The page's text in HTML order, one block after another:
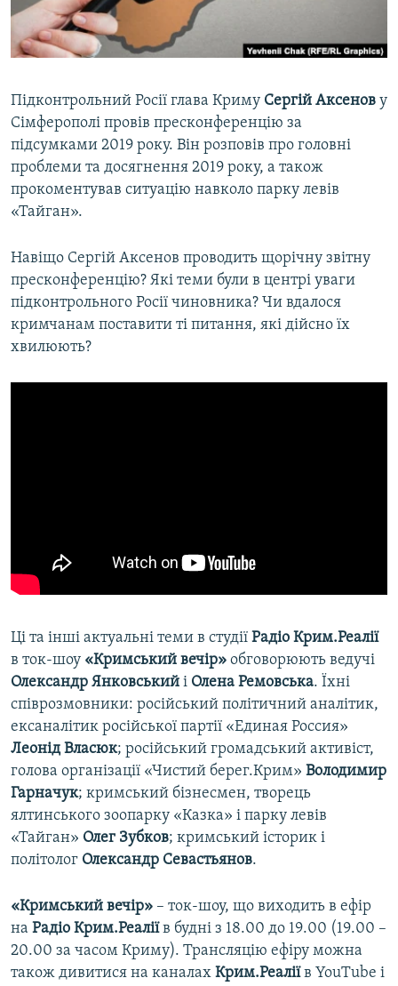
ВІДЕОУРОКИ «ELIFBE»
СВІДЧЕННЯ ОКУПАЦІЇ
ІНФОГРАФІКА
Русский
Qırımtatar
ДОЛУЧАЙСЯ!
Усі сайти RFE/RL
Підконтрольний Росії глава Криму Сергій Аксенов у
Сімферополі провів пресконференцію за
підсумками 2019 року. Він розповів про головні
проблеми та досягнення 2019 року, а також
прокоментував ситуацію навколо парку левів
«Тайган».
Навіщо Сергій Аксенов проводить щорічну звітну
пресконференцію? Які теми були в центрі уваги
підконтрольного Росії чиновника? Чи вдалося
кримчанам поставити ті питання, які дійсно їх
хвилюють?
Ці та інші актуальні теми в студії Радіо Крим.Реалії
в ток-шоу «Кримський вечір» обговорюють ведучі
Олександр Янковський і Олена Ремовська. Їхні
співрозмовники: російський політичний аналітик,
ексаналітик російської партії «Единая Россия»
Леонід Власюк; російський громадський активіст,
голова організації «Чистий берег.Крим» Володимир
Гарначук; кримський бізнесмен, творець
ялтинського зоопарку «Казка» і парку левів
«Тайган» Олег Зубков; кримський історик і
політолог Олександр Севастьянов.
«Кримський вечір» – ток-шоу, що виходить в ефір
на Радіо Крим.Реаліїв будні з 18.00 до 19.00 (19.00 –
20.00 за часом Криму). Трансляцію ефіру можна
також дивитися на каналах Крим.Реаліїв YouTube і